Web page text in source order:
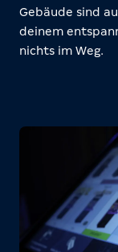
Gebäude sind
deinem
nichts im Weg.